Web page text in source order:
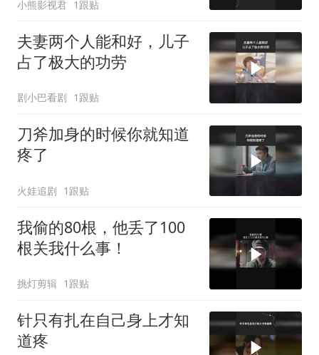
小熊影视君 1跟贴
夫妻两个人能和好，儿子
占了极大的功劳
剧小巴看剧 1跟贴
刀斧加身的时候你就知道
疼了
火娃追剧 1跟贴
我偷的80根，他丢了100
根关我什么事！
挑灯剪辑 1跟贴
针只有扎在自己身上才知
道疼